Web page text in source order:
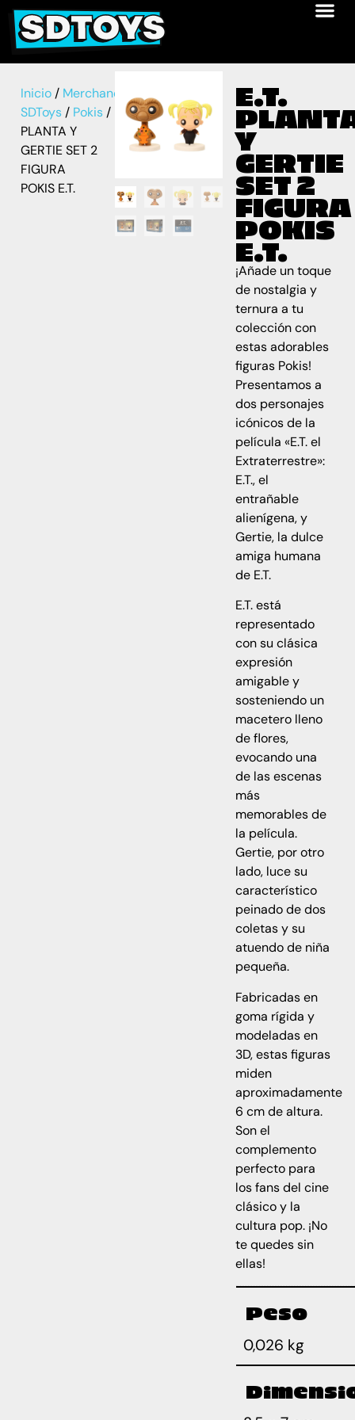
Inicio / Merchandise
SDToys / Pokis / E.T.
PLANTA Y
GERTIE SET 2
FIGURA
POKIS E.T.
E.T.
Y
GERTIE
SET 2
FIGURA
POKIS
E.T.
¡Añade un toque
de nostalgia y
ternura a tu
colección con
estas adorables
figuras Pokis!
Presentamos a
dos personajes
icónicos de la
película «E.T. el
Extraterrestre»:
E.T., el
entrañable
alienígena, y
Gertie, la dulce
amiga humana
de E.T.
E.T. está
representado
con su clásica
expresión
amigable y
sosteniendo un
macetero lleno
de flores,
evocando una
de las escenas
más
memorables de
la película.
Gertie, por otro
lado, luce su
característico
peinado de dos
coletas y su
atuendo de niña
pequeña.
Fabricadas en
goma rígida y
modeladas en
3D, estas figuras
miden
aproximadamente
6 cm de altura.
Son el
complemento
perfecto para
los fans del cine
clásico y la
cultura pop. ¡No
te quedes sin
ellas!
Peso
0,026 kg